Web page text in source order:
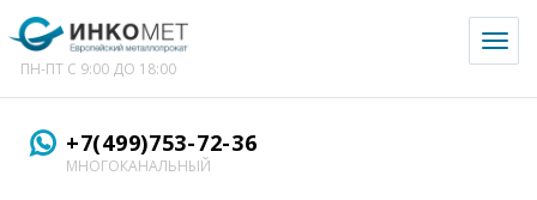
ПН-ПТ С 9:00 ДО 18:00
+7(499)753-72-36
МНОГОКАНАЛЬНЫЙ